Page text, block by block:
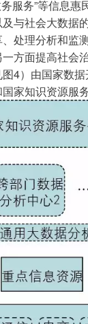
服务”等信息惠
与社会大数据
处理分析和监
方面提高社会
4）由国家数
家知识资源服